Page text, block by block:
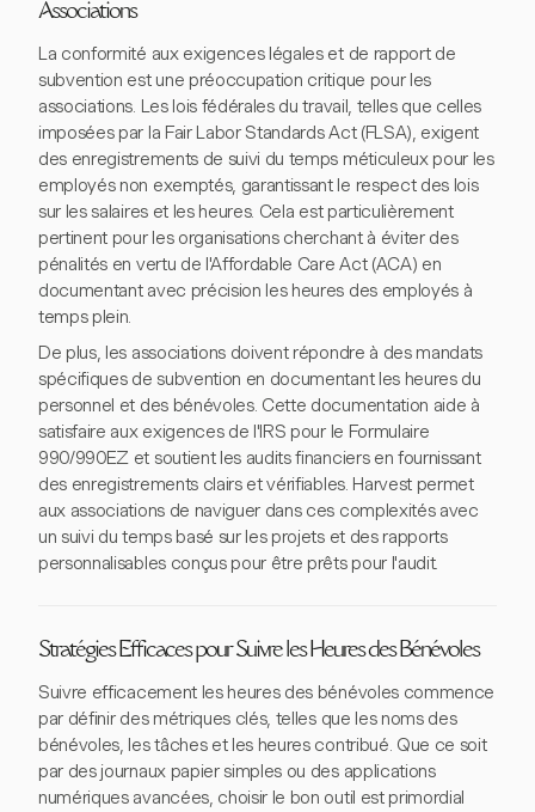
Associations
La conformité aux exigences légales et de rapport de
subvention est une préoccupation critique pour les
associations. Les lois fédérales du travail, telles que celles
imposées par la Fair Labor Standards Act (FLSA), exigent
des enregistrements de suivi du temps méticuleux pour les
employés non exemptés, garantissant le respect des lois
sur les salaires et les heures. Cela est particulièrement
pertinent pour les organisations cherchant à éviter des
pénalités en vertu de l'Affordable Care Act (ACA) en
documentant avec précision les heures des employés à
temps plein.
De plus, les associations doivent répondre à des mandats
spécifiques de subvention en documentant les heures du
personnel et des bénévoles. Cette documentation aide à
satisfaire aux exigences de l'IRS pour le Formulaire
990/990EZ et soutient les audits financiers en fournissant
des enregistrements clairs et vérifiables. Harvest permet
aux associations de naviguer dans ces complexités avec
un suivi du temps basé sur les projets et des rapports
personnalisables conçus pour être prêts pour l'audit.
Stratégies Efficaces pour Suivre les Heures des Bénévoles
Suivre efficacement les heures des bénévoles commence
par définir des métriques clés, telles que les noms des
bénévoles, les tâches et les heures contribué. Que ce soit
par des journaux papier simples ou des applications
numériques avancées, choisir le bon outil est primordial